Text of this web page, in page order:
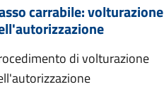
carrabile: volturazione
di volturazione